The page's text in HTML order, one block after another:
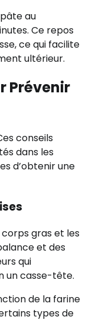
au
Ce repos
ce qui facilite
ultérieur.
Prévenir
conseils
dans les
d’obtenir une
gras et les
et des
qui
un casse-tête.
de la farine
types de